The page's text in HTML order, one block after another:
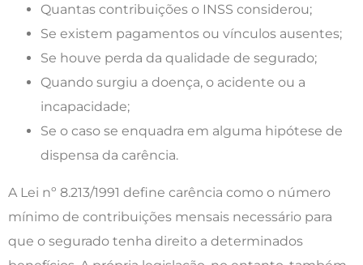
Quantas contribuições o INSS considerou;
Se existem pagamentos ou vínculos ausentes;
Se houve perda da qualidade de segurado;
Quando surgiu a doença, o acidente ou a
incapacidade;
Se o caso se enquadra em alguma hipótese de
dispensa da carência.
A Lei nº 8.213/1991 define carência como o número
mínimo de contribuições mensais necessário para
que o segurado tenha direito a determinados